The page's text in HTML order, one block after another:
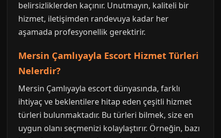
belirsizliklerden kaçınır. Unutmayın, kaliteli bir
hizmet, iletişimden randevuya kadar her
aşamada profesyonellik gerektirir.
Mersin Çamlıyayla Escort Hizmet Türleri
Nelerdir?
Mersin Çamlıyayla escort dünyasında, farklı
ihtiyaç ve beklentilere hitap eden çeşitli hizmet
türleri bulunmaktadır. Bu türleri bilmek, size en
uygun olanı seçmenizi kolaylaştırır. Örneğin, bazı